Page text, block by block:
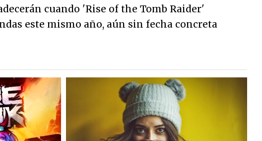
cuando 'Rise of the Tomb Raider'
este mismo año, aún sin fecha concreta